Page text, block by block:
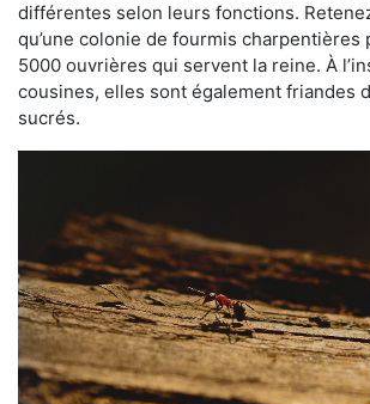
différentes selon leurs fonctions.
qu’une colonie de fourmis charpentières
5000 ouvrières qui servent la reine. À
cousines, elles sont également friandes
sucrés.